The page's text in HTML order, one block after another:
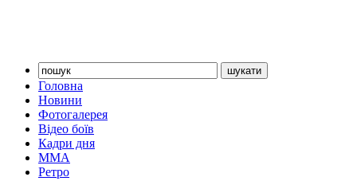
Головна
Новини
Фотогалерея
Відео боїв
Кадри дня
ММА
Ретро